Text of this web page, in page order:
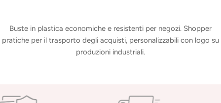
Buste in plastica economiche e resistenti per negozi. Shopper
pratiche per il trasporto degli acquisti, personalizzabili con logo su
produzioni industriali.